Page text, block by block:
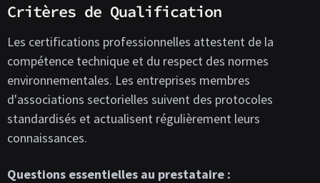
Critères de Qualification
Les certifications professionnelles attestent de la
compétence technique et du respect des normes
environnementales. Les entreprises membres
d'associations sectorielles suivent des protocoles
standardisés et actualisent régulièrement leurs
connaissances.
Questions essentielles au prestataire :